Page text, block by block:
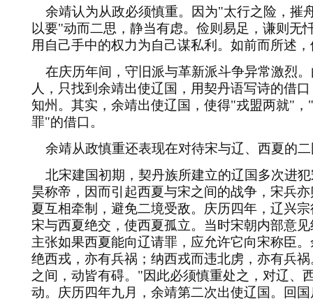
余靖认为从政必须慎重。因为"太行之险，摧
以要"动而二思，静当有虑。俭则易足，谦则无
用自己手中的权力为自己谋私利。如前而所述
在庆历年间，守旧派与革新派斗争异常激烈
人，只找到余靖出使辽国，用契丹语写诗的借口
知州。其实，余靖出使辽国，使得"戎盟两就" ， "
罪"的借口。
余靖从政慎重还表现在对待宋与辽、西夏的
北宋建国初期，契丹族所建立的辽国多次进
昊称帝，因而引起西夏与宋之间的战争，宋兵
夏互相牵制，避免二境受敌。庆历四年，辽兴
宋与西夏绝交，使西夏孤立。当时宋朝内部意
主张如果西夏能向辽请罪，应允许它向宋称臣
绝西戎，亦有兵祸；纳西戎而违北虏，亦有兵
之间，动皆有碍。 "因此必须慎重处之，对辽、
动。庆历四年九月，余靖第二次出使辽国。回